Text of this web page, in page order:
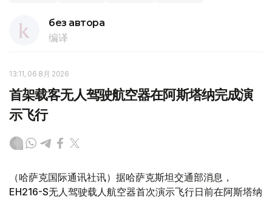
без автора
编译
13:11, 06 8月 2026
首架载客无人驾驶航空器在阿斯塔纳完成演
示飞行
（哈萨克国际通讯社讯）据哈萨克斯坦交通部消息，
EH216-S无人驾驶载人航空器首次演示飞行日前在阿斯塔纳